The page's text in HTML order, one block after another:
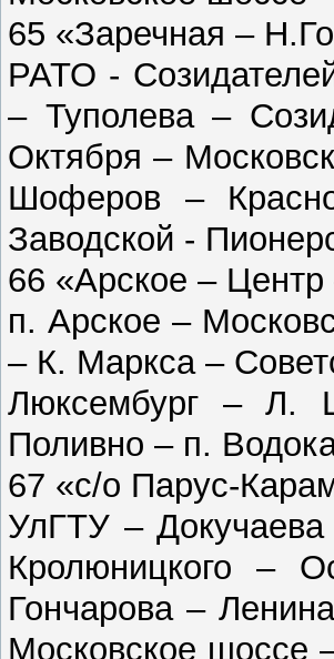
65 «Заречная –
РАТО -
– Туполева –
Октября –
Шоферов –
Заводской -
66 «Арское –
п. Арское –
– К. Маркса –
Люксембург – Л.
Поливно – п.
67 «с/о Парус-
УлГТУ –
Кролюницкого –
Гончарова –
Московское шоссе